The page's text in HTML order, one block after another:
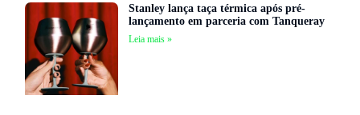
Stanley lança taça térmica após pré-
lançamento em parceria com Tanqueray
Leia mais »